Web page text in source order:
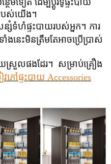
បស់យើង។
សំទំហំផ្ទះបាយរបស់អ្នក។ ការ
ាំងនេះមិនត្រឹមតែអាចប្រើប្រាស់
យស្រួលផងដែរ។ សម្រាប់​គ្រឿង​
ភៅ​ផ្ទះបាយ Accessories